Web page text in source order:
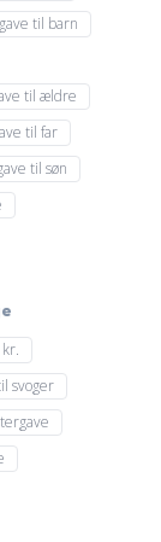
til barn
til ældre
til far
til søn
svoger